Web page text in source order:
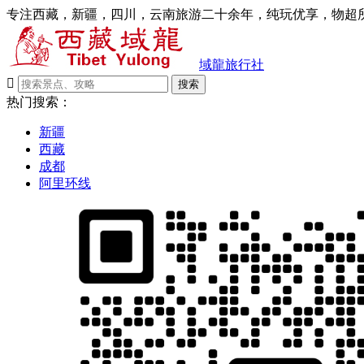
专注西藏，新疆，四川，云南旅游二十余年，纯玩优享，物超
域龍旅行社

搜索
热门搜索：
新疆
西藏
成都
阿里环线